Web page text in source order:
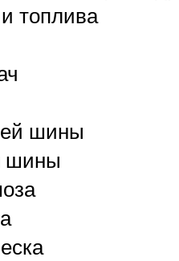
топлива
шины
шины